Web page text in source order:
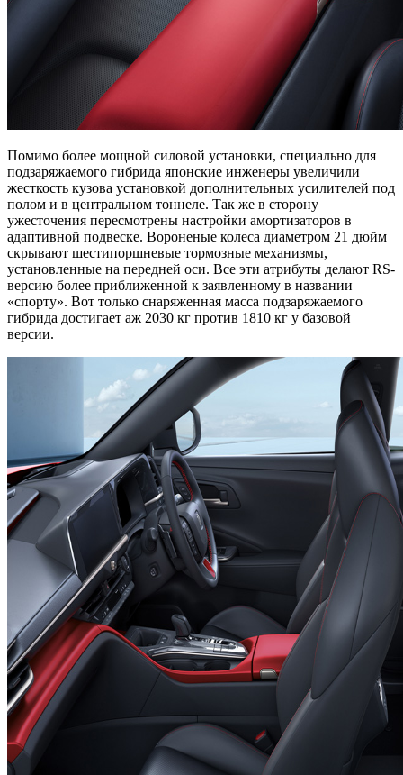
Помимо более мощной силовой установки, специально для
подзаряжаемого гибрида японские инженеры увеличили
жесткость кузова установкой дополнительных усилителей под
полом и в центральном тоннеле. Так же в сторону
ужесточения пересмотрены настройки амортизаторов в
адаптивной подвеске. Вороненые колеса диаметром 21 дюйм
скрывают шестипоршневые тормозные механизмы,
установленные на передней оси. Все эти атрибуты делают RS-
версию более приближенной к заявленному в названии
«спорту». Вот только снаряженная масса подзаряжаемого
гибрида достигает аж 2030 кг против 1810 кг у базовой
версии.